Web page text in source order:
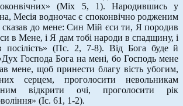
(Міх 5, 1). Народившись у
Месія водночас є споконвічно родженим
сказав до мене: Син Мій єси ти, Я породив
в Мене, і Я дам тобі народи в спадщину, і
посілість» (Пс. 2, 7-8). Від Бога буде й
Господа Бога на мені, бо Господь мене
мене, щоб принести благу вість убогим,
серцем, проголосити невольникам
відкрити очі, проголосити рік
(Іс. 61, 1-2).